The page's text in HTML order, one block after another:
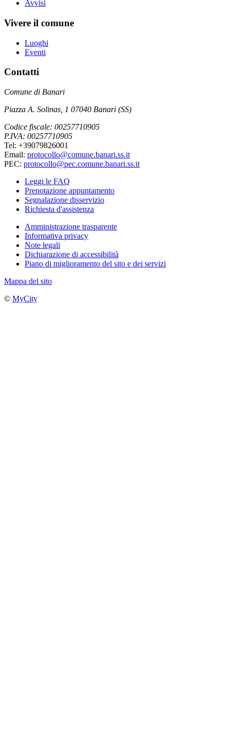
Avvisi
Vivere il comune
Luoghi
Eventi
Contatti
Comune di Banari
Piazza A. Solinas, 1 07040 Banari (SS)
Codice fiscale: 00257710905
P.IVA: 00257710905
Tel: +39079826001
Email: protocollo@comune.banari.ss.it
PEC: protocollo@pec.comune.banari.ss.it
Leggi le FAQ
Prenotazione appuntamento
Segnalazione disservizio
Richiesta d'assistenza
Amministrazione trasparente
Informativa privacy
Note legali
Dichiarazione di accessibilità
Piano di miglioramento del sito e dei servizi
Mappa del sito
© MyCity